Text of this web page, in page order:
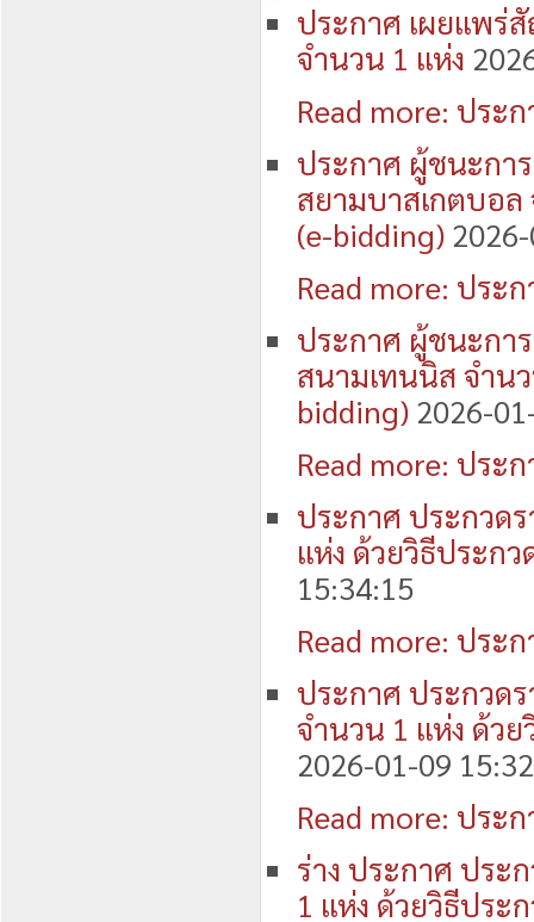
ประกาศ เผยแพร่
จำนวน 1 แห่ง
Read more: ประ
ประกาศ ผู้ชนะกา
สยามบาสเกตบอล
(e-bidding)
Read more: ประ
ประกาศ ผู้ชนะกา
สนามเทนนิส จำน
bidding) 2026-
Read more: ประ
ประกาศ ประกวด
แห่ง ด้วยวิธีประก
15:34:15
Read more: ประ
ประกาศ ประกวด
จำนวน 1 แห่ง ด้ว
2026-01-09
Read more: ประ
ร่าง ประกาศ ประ
1 แห่ง ด้วยวิธีประ